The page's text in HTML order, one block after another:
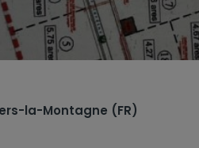
la-Montagne (FR)